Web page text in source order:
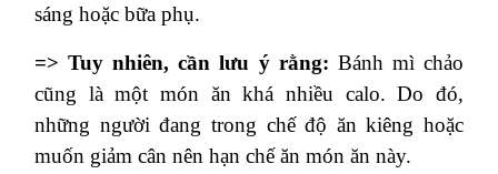
sáng hoặc bữa phụ.
=> Tuy nhiên, cần lưu ý rằng: Bánh mì chảo
cũng là một món ăn khá nhiều calo. Do đó,
những người đang trong chế độ ăn kiêng hoặc
muốn giảm cân nên hạn chế ăn món ăn này.